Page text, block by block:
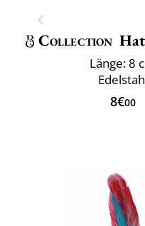
Collection
Länge: 8
8€00